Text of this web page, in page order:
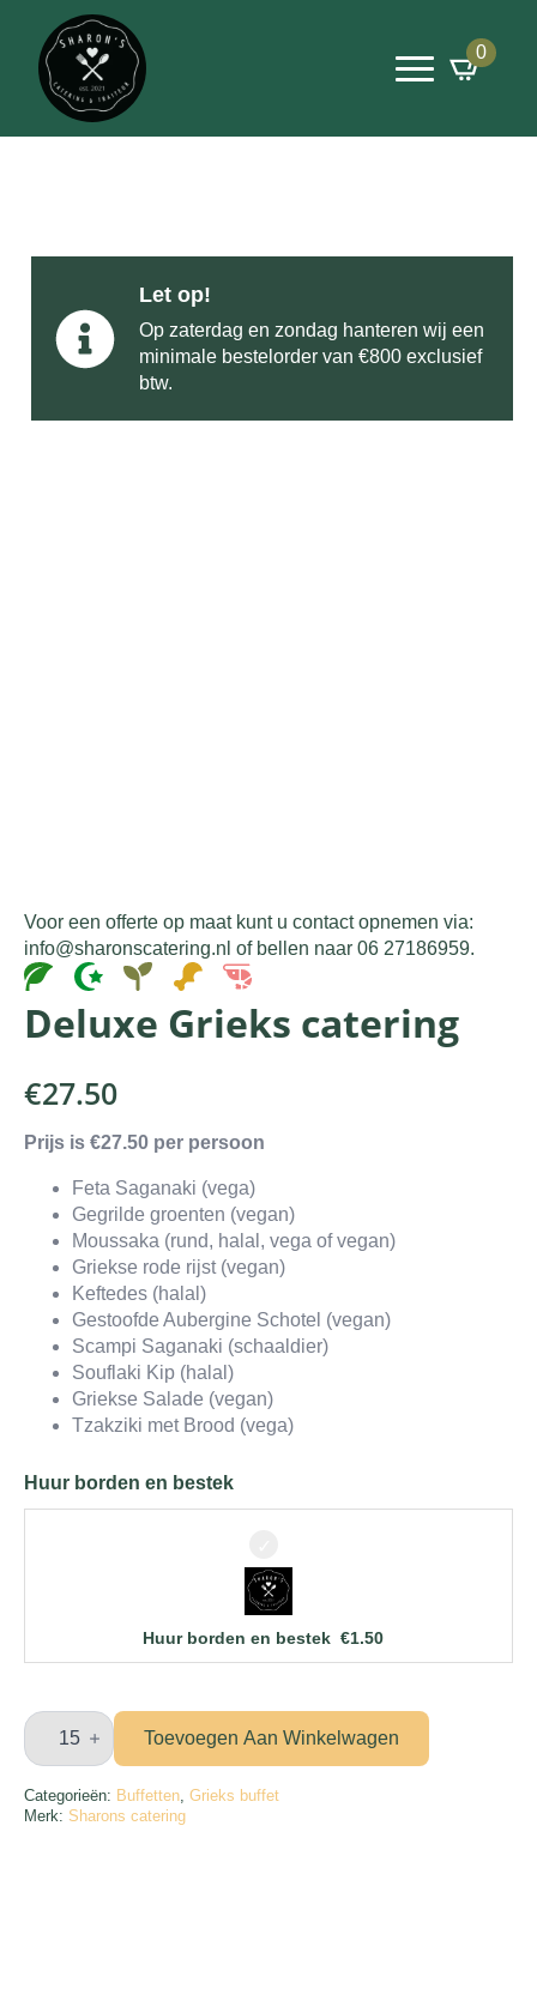
0
Let op!
Op zaterdag en zondag hanteren wij een
minimale bestelorder van €800 exclusief
btw.
Voor een offerte op maat kunt u contact opnemen via:
info@sharonscatering.nl of bellen naar 06 27186959.
Deluxe Grieks catering
€27.50
Prijs is €27.50 per persoon
Feta Saganaki (vega)
Gegrilde groenten (vegan)
Moussaka (rund, halal, vega of vegan)
Griekse rode rijst (vegan)
Keftedes (halal)
Gestoofde Aubergine Schotel (vegan)
Scampi Saganaki (schaaldier)
Souflaki Kip (halal)
Griekse Salade (vegan)
Tzakziki met Brood (vega)
Huur borden en bestek
Huur borden en bestek €1.50
Deluxe
Grieks
catering
Toevoegen Aan Winkelwagen
Categorieën: Buffetten, Grieks buffet
Merk: Sharons catering